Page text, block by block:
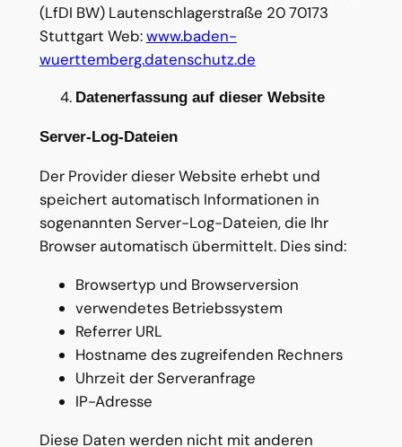
(LfDI BW) Lautenschlagerstraße 20 70173
Stuttgart Web:www.baden-
wuerttemberg.datenschutz.de
Datenerfassung auf dieser Website
Server-Log-Dateien
Der Provider dieser Website erhebt und
speichert automatisch Informationen in
sogenannten Server-Log-Dateien, die Ihr
Browser automatisch übermittelt. Dies sind:
Browsertyp und Browserversion
verwendetes Betriebssystem
Referrer URL
Hostname des zugreifenden Rechners
Uhrzeit der Serveranfrage
IP-Adresse
Diese Daten werden nicht mit anderen